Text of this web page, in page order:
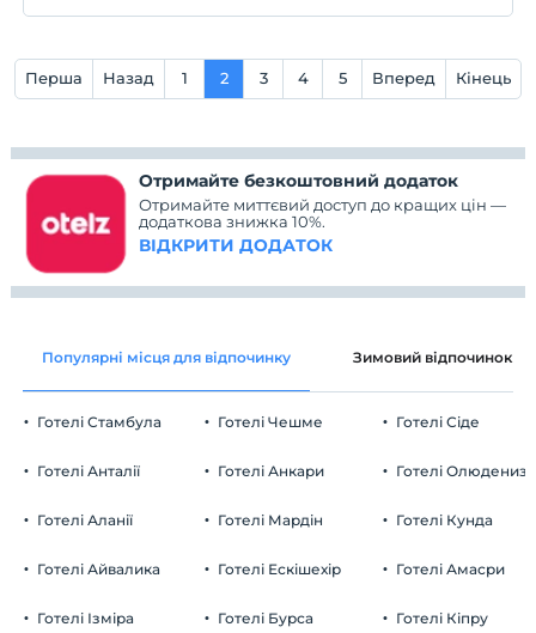
Перша Назад 1 2 3 4 5 Вперед Кінець
Отримайте безкоштовний додаток
Отримайте миттєвий доступ до кращих цін —
додаткова знижка 10%.
ВІДКРИТИ ДОДАТОК
Популярні місця для відпочинку Зимовий відпочинок
Готелі Стамбула
Готелі Анталії
Готелі Аланії
Готелі Айвалика
Готелі Ізміра
Готелі Чешме
Готелі Анкари
Готелі Мардін
Готелі Ескішехір
Готелі Бурса
Готелі Сіде
Готелі Олюдениза
Готелі Кунда
Готелі Амасри
Готелі Кіпру